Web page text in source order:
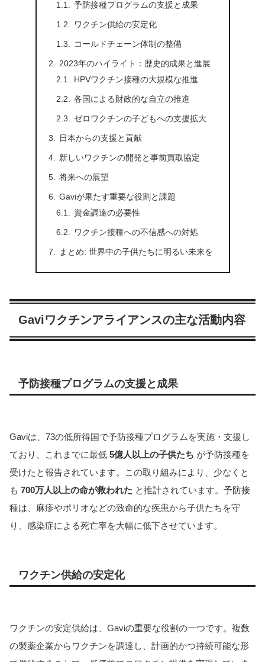
予防接種プログラムの支援と成果
ワクチン供給の安定化
コールドチェーン体制の整備
2023年のハイライト：歴史的成果と進展
HPVワクチン接種の大規模な推進
各国による財政的な自立の推進
ゼロワクチンの子どもへの支援拡大
日本からの支援と貢献
新しいワクチンの開発と事前買取協定
将来への展望
Gaviが果たす重要な役割と課題
資金調達の必要性
ワクチン接種への不信感への対処
まとめ: 世界中の子供たちに明るい未来を
Gaviワクチンアライアンスの主な活動内容
予防接種プログラムの支援と成果
Gaviは、73の低所得国で予防接種プログラムを実施・支援し
ており、これまでに最低 5億人以上の子供たち が予防接種を
受けたと報告されています。この取り組みにより、少なくと
も 700万人以上の命が救われた と推計されています。予防接
種は、麻疹やポリオなどの致命的な疾患から子供たちを守
り、感染症による死亡率を大幅に低下させています。
ワクチン供給の安定化
ワクチンの安定供給は、Gaviの重要な役割の一つです。複数
の製薬企業からワクチンを調達し、計画的かつ持続可能な形